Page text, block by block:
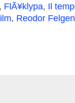
, FlÃ¥klypa, Il
, Reodor Felgen